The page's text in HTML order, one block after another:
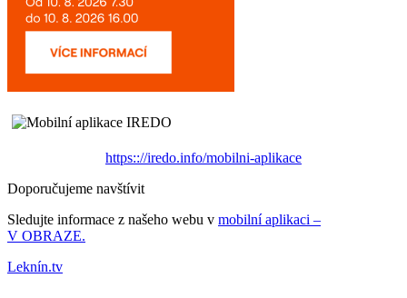
https:://iredo.info/mobilni-aplikace
Doporučujeme navštívit
Sledujte informace z našeho webu v mobilní aplikaci –
V OBRAZE.
Leknín.tv